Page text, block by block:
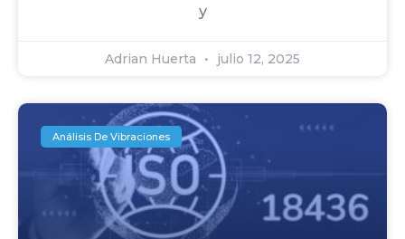
y
Adrian Huerta julio 12, 2025
Análisis De Vibraciones